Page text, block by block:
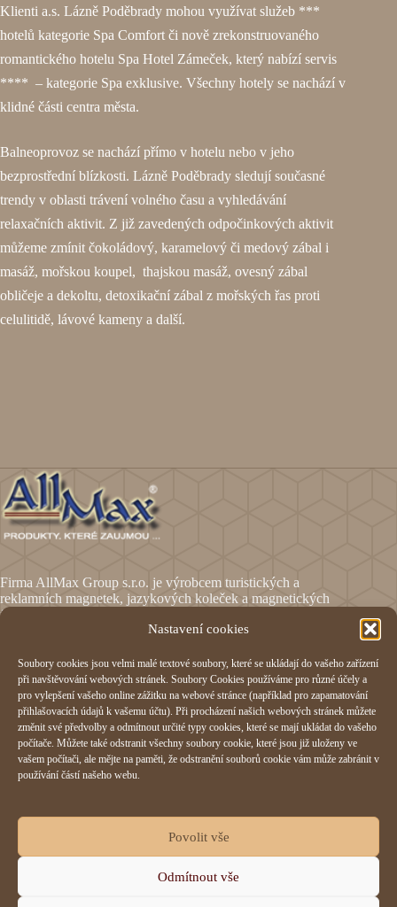
Nastavení cookies
Soubory cookies jsou velmi malé textové soubory, které se ukládají do vašeho zařízení
při navštěvování webových stránek. Soubory Cookies používáme pro různé účely a
pro vylepšení vašeho online zážitku na webové stránce (například pro zapamatování
přihlašovacích údajů k vašemu účtu). Při procházení našich webových stránek můžete
změnit své předvolby a odmítnout určité typy cookies, které se mají ukládat do vašeho
počítače. Můžete také odstranit všechny soubory cookie, které jsou již uloženy ve
vašem počítači, ale mějte na paměti, že odstranění souborů cookie vám může zabránit v
používání částí našeho webu.
Povolit vše
Odmítnout vše
Klienti a.s. Lázně Poděbrady mohou využívat služeb ***
hotelů kategorie Spa Comfort či nově zrekonstruovaného
romantického hotelu Spa Hotel Zámeček, který nabízí servis
**** – kategorie Spa exklusive. Všechny hotely se nachází v
klidné části centra města.
Balneoprovoz se nachází přímo v hotelu nebo v jeho
bezprostřední blízkosti. Lázně Poděbrady sledují současné
trendy v oblasti trávení volného času a vyhledávání
relaxačních aktivit. Z již zavedených odpočinkových aktivit
můžeme zmínit čokoládový, karamelový či medový zábal i
masáž, mořskou koupel, thajskou masáž, ovesný zábal
obličeje a dekoltu, detoxikační zábal z mořských řas proti
celulitidě, lávové kameny a další.
Firma AllMax Group s.r.o. je výrobcem turistických a
reklamních magnetek, jazykových koleček a magnetických
fólií.
Informace
Obchodní podmínky
Reklamační formulář
Odstoupení od smlouvy
Ochrana osobních údajů
Cookies
Hornomlýnská 832,